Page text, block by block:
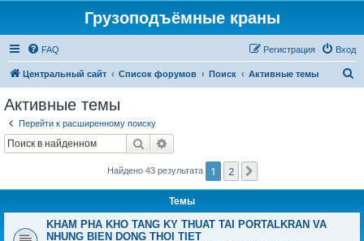
Грузоподъёмные краны
FAQ Вход
Регистрация
Центральный сайт Список форумов Поиск Активные темы
Активные темы
Перейти к расширенному поиску
Поиск
Найдено 43 результата 1 2
Темы
KHAM PHA KHO TANG KY THUAT TAI PORTALKRAN VA
NHUNG BIEN DONG THOI TIET